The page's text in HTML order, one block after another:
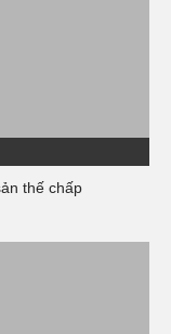
thế chấp